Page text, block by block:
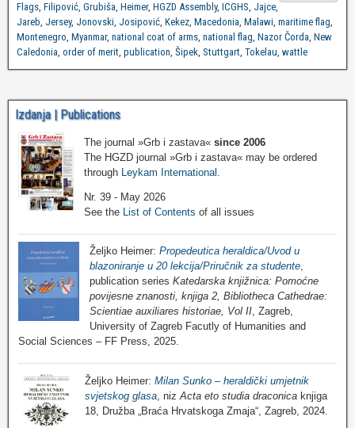
Flags, Filipović, Grubiša, Heimer, HGZD Assembly, ICGHS, Jajce,
Jareb, Jersey, Jonovski, Josipović, Kekez, Macedonia, Malawi, maritime flag,
Montenegro, Myanmar, national coat of arms, national flag, Nazor Čorda, New
Caledonia, order of merit, publication, Šipek, Stuttgart, Tokelau, wattle
Izdanja | Publications
The journal »Grb i zastava« since 2006
The HGZD journal »Grb i zastava« may be ordered
through
Leykam International
Nr. 39 - May 2026
See the
List of Contents of all issues
Željko Heimer: Propedeutica heraldica/Uvod u
blazoniranje u 20 lekcija/Priručnik za studente,
publication series Katedarska knjižnica: Pomoćne
povijesne znanosti, knjiga 2, Bibliotheca Cathedrae:
Scientiae auxiliares historiae, Vol II, Zagreb,
University of Zagreb Facutly of Humanities and
Social Sciences – FF Press, 2025.
Željko Heimer: Milan Sunko – heraldički umjetnik
svjetskog glasa , niz Acta eto studia draconica knjiga
18, Družba „Braća Hrvatskoga Zmaja“, Zagreb, 2024.